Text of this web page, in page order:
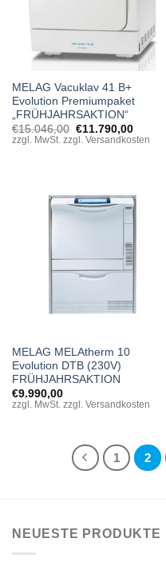
MELAG Vacuklav 41 B+
Evolution Premiumpaket
„FRÜHJAHRSAKTION“
€15.046,00 Original
price
€11.790,00Current
price
zzgl. MwSt. zzgl. Versandkosten
MELAG MELAtherm 10
Evolution DTB (230V)
FRÜHJAHRSAKTION
€9.990,00
zzgl. MwSt. zzgl. Versandkosten
1 2
NEUESTE PRODUKTE